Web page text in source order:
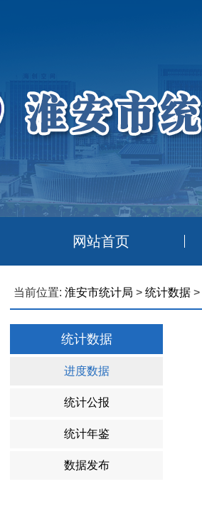
网站首页
当前位置: 淮安市统计局 > 统计数据 >
统计数据
进度数据
统计公报
统计年鉴
数据发布